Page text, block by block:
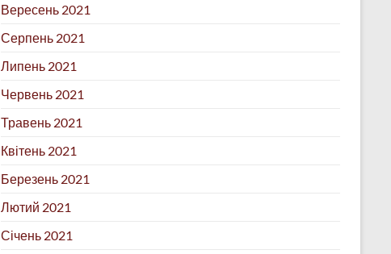
Вересень 2021
Серпень 2021
Липень 2021
Червень 2021
Травень 2021
Квітень 2021
Березень 2021
Лютий 2021
Січень 2021